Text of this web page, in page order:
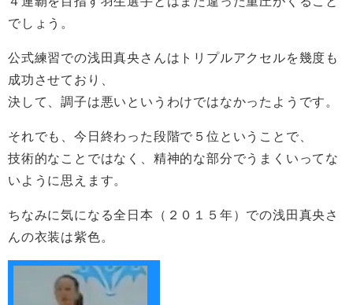
でしょう。
公式練習での浅田真央さんはトリプルアクセルを幾度も
成功させており、
決して、調子は悪いというわけではなかったようです。
それでも、今日終わった段階で５位ということで、
技術的なことではなく、精神的な部分でうまくいってな
いように思えます。
ちなみに気になる全日本（２０１５年）での浅田真央さ
んの衣装は紫色。